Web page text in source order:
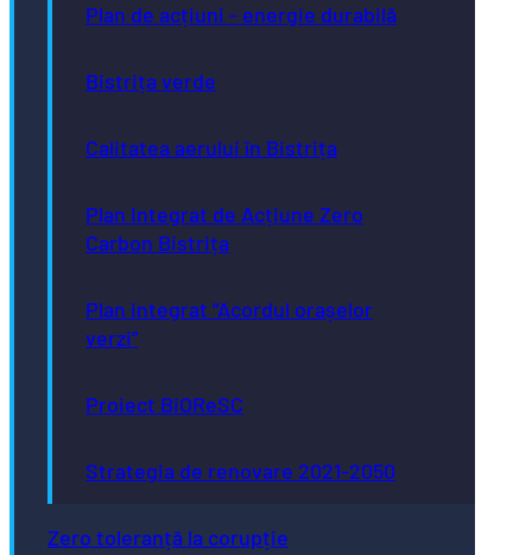
Plan de acțiuni - energie durabilă
Bistrița verde
Calitatea aerului în Bistrița
Plan Integrat de Acțiune Zero
Carbon Bistrița
Plan integrat “Acordul orașelor
verzi”
Proiect BiOReSC
Strategia de renovare 2021-2050
Zero toleranță la corupție